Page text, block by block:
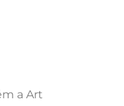
a Art